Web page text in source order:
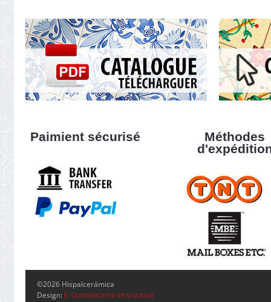
Paimient sécurisé
Méthodes
©2026 Hispalcerámica
Design: E-Comunicarte Interactiva